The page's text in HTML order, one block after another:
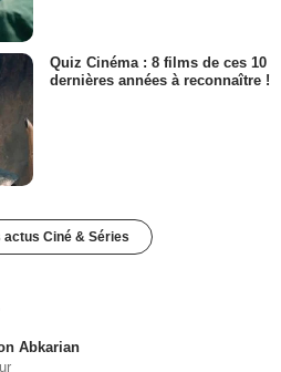
Quiz Cinéma : 8 films de ces 10
dernières années à reconnaître !
actus Ciné & Séries
Abkarian